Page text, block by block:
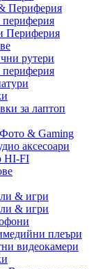
Периферия
периферия
Периферия
рутери
периферия
за лаптоп
& Gaming
аксесоари
HI-FI
& игри
& игри
плеъри
видеокамери